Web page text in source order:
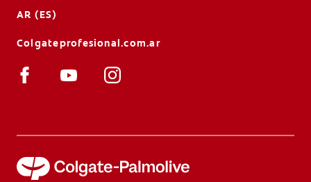
AR (ES)
Colgateprofesional.com.ar